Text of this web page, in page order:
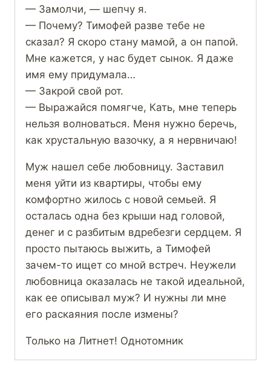
— Замолчи, — шепчу я.
— Почему? Тимофей разве тебе не
сказал? Я скоро стану мамой, а он папой.
Мне кажется, у нас будет сынок. Я даже
имя ему придумала…
— Закрой свой рот.
— Выражайся помягче, Кать, мне теперь
нельзя волноваться. Меня нужно беречь,
как хрустальную вазочку, а я нервничаю!
Муж нашел себе любовницу. Заставил
меня уйти из квартиры, чтобы ему
комфортно жилось с новой семьей. Я
осталась одна без крыши над головой,
денег и с разбитым вдребезги сердцем. Я
просто пытаюсь выжить, а Тимофей
зачем-то ищет со мной встреч. Неужели
любовница оказалась не такой идеальной,
как ее описывал муж? И нужны ли мне
его раскаяния после измены?
Только на Литнет! Однотомник